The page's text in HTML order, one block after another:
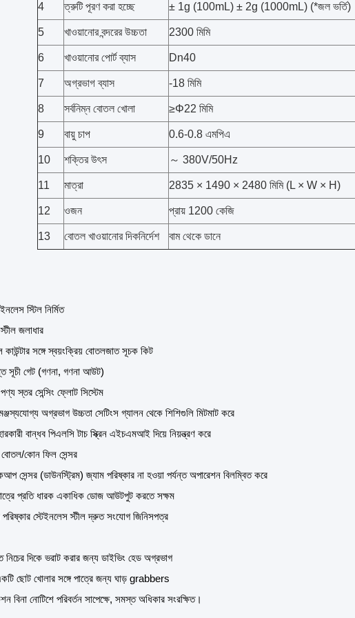
4 ত্রুটি পূরণ করা হচ্ছে ± 1g (100mL) ± 2g (1000mL) (*জল ভর্তি)
5 খাওয়ানোর বন্দরের উচ্চতা 2300 মিমি
6 খাওয়ানোর পোর্ট ব্যাস Dn40
7 অগ্রভাগ ব্যাস -18 মিমি
8 সর্বনিম্ন বোতল খোলা ≥Φ22 মিমি
9 বায়ু চাপ 0.6-0.8 এমপিএ
10 শক্তির উৎস ～ 380V/50Hz
11 মাত্রা 2835 × 1490 × 2480 মিমি (L × W × H)
12 ওজন প্রায় 1200 কেজি
13 বোতল খাওয়ানোর দিকনির্দেশ বাম থেকে ডানে
স্টিল নির্মিত
জলাধার
সঙ্গে স্বয়ংক্রিয় বোতলজাত সূচক কিট
সূচী গেট (গণনা, গণনা আউট)
স্তর সেন্সিং ফ্লোট সিস্টেম
অগ্রভাগ উচ্চতা সেটিংস গ্যালন থেকে শিশিগুলি মিটমাট করে
বান্ধব পিএলসি টাচ স্ক্রিন এইচএমআই দিয়ে নিয়ন্ত্রণ করে
কোন ফিল সেন্সর
সেন্সর (ডাউনস্ট্রিম) জ্যাম পরিষ্কার না হওয়া পর্যন্ত অপারেশন বিলম্বিত করে
প্রতি ধারক একাধিক ডোজ আউটপুট করতে সক্ষম
স্টেইনলেস স্টীল দ্রুত সংযোগ জিনিসপত্র
নিচের দিকে ভরাট করার জন্য ডাইভিং হেড অগ্রভাগ
ছোট খোলার সঙ্গে পাত্রে জন্য ঘাড় grabbers
বিনা নোটিশে পরিবর্তন সাপেক্ষে, সমস্ত অধিকার সংরক্ষিত।